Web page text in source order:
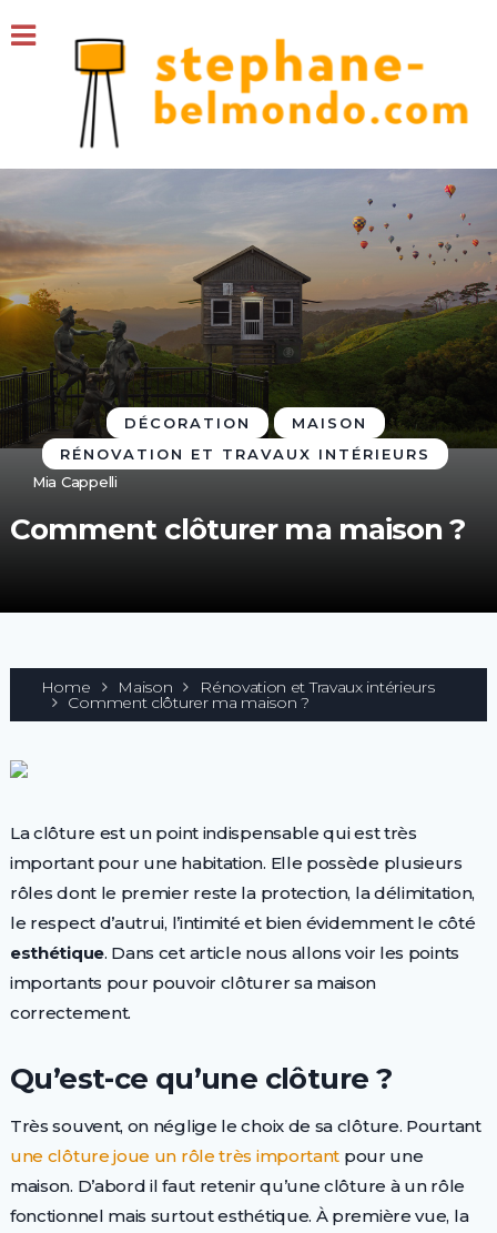
DÉCORATION
MAISON
RÉNOVATION ET TRAVAUX INTÉRIEURS
Mia Cappelli
Comment clôturer ma maison ?
Home Maison Rénovation et Travaux intérieurs
Comment clôturer ma maison ?
La clôture est un point indispensable qui est très
important pour une habitation. Elle possède plusieurs
rôles dont le premier reste la protection, la délimitation,
le respect d’autrui, l’intimité et bien évidemment le côté
esthétique. Dans cet article nous allons voir les points
importants pour pouvoir clôturer sa maison
correctement.
Qu’est-ce qu’une clôture ?
Très souvent, on néglige le choix de sa clôture. Pourtant
une clôture joue un rôle très important pour une
maison. D’abord il faut retenir qu’une clôture à un rôle
fonctionnel mais surtout esthétique. À première vue, la